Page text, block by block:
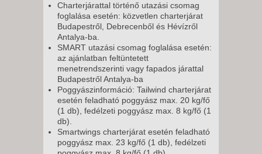
Charterjárattal történő utazási csomag
foglalása esetén: közvetlen charterjárat
Budapestről, Debrecenből és Hévízről
Antalya-ba.
SMART utazási csomag foglalása esetén:
az ajánlatban feltüntetett
menetrendszerinti vagy fapados járattal
Budapestről Antalya-ba
Poggyászinformáció: Tailwind charterjárat
esetén feladható poggyász max. 20 kg/fő
(1 db), fedélzeti poggyász max. 8 kg/fő (1
db).
Smartwings charterjárat esetén feladható
poggyász max. 23 kg/fő (1 db), fedélzeti